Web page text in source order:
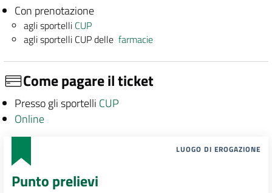
Con prenotazione
agli sportelli CUP
agli sportelli CUP dellefarmacie
Come pagare il ticket
Presso gli sportelli CUP
Online
LUOGO DI EROGAZIONE
Punto prelievi